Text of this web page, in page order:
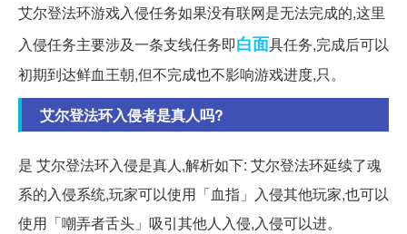
艾尔登法环游戏入侵任务如果没有联网是无法完成的,这里
入侵任务主要涉及一条支线任务即白面具任务,完成后可以
初期到达鲜血王朝,但不完成也不影响游戏进度,只。
艾尔登法环入侵者是真人吗?
是 艾尔登法环入侵是真人,解析如下: 艾尔登法环延续了魂
系的入侵系统,玩家可以使用「血指」入侵其他玩家,也可以
使用「嘲弄者舌头」吸引其他人入侵,入侵可以进。